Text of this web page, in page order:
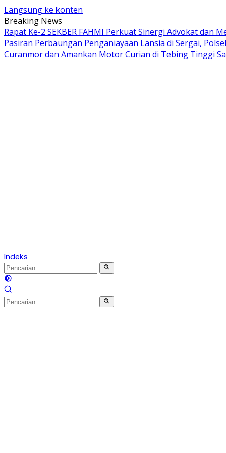
Langsung ke konten
Breaking News
Rapat Ke-2 SEKBER FAHMI Perkuat Sinergi Advokat dan
Pasiran Perbaungan Penganiayaan Lansia di Sergai,
Curanmor dan Amankan Motor Curian di Tebing Tinggi
Indeks